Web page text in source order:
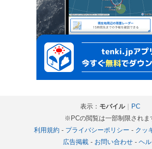
表示： モバイル｜
PC
※PCの閲覧は一部制限されま
利用規約 - プライバシーポリシー - クッ
広告掲載- お問い合わせ- ヘ